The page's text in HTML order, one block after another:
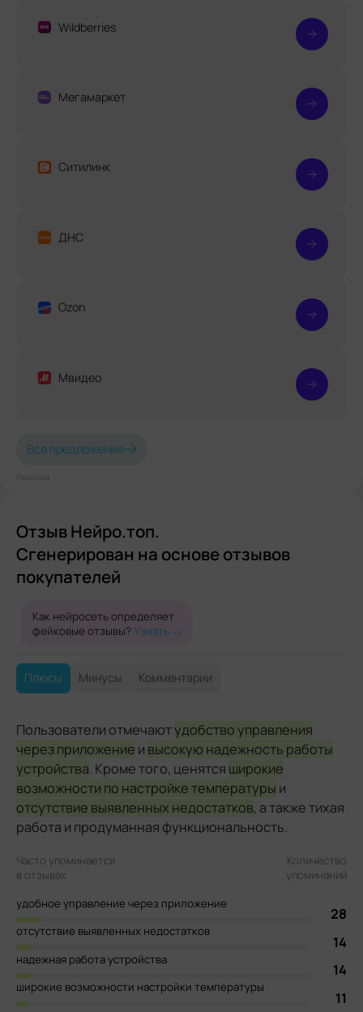
Wildberries
Мегамаркет
Ситилинк
ДНС
Ozon
Мвидео
Все предложения
Реклама⋮
Отзыв Нейро.топ.
Сгенерирован на основе отзывов
покупателей
Как нейросеть определяет
фейковые отзывы? Узнать
Плюсы Минусы Комментарии
Пользователи отмечаютудобство управления
через приложение и высокую надежность работы
устройства. Кроме того, ценятся широкие
возможности по настройке температуры и
отсутствие выявленных недостатков, а также тихая
работа и продуманная функциональность.
Часто упоминается
в отзывах
Количество
упоминаний
удобное управление через приложение
28
отсутствие выявленных недостатков
14
надежная работа устройства
14
широкие возможности настройки температуры
11